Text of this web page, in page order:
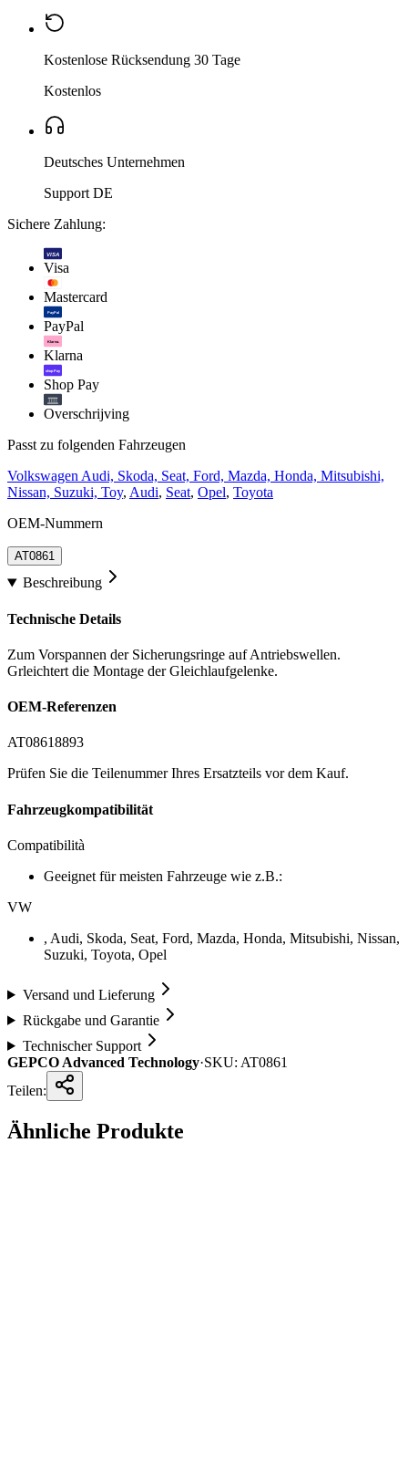
Kostenlose Rücksendung 30 Tage
Kostenlos
Deutsches Unternehmen
Support DE
Sichere Zahlung:
VISA
Visa
Mastercard
PayPal
PayPal
Klarna.
Klarna
shop Pay
Shop Pay
Overschrijving
Passt zu folgenden Fahrzeugen
Volkswagen Audi, Skoda, Seat, Ford, Mazda, Honda, Mitsubishi,
Nissan, Suzuki, Toy, Audi, Seat, Opel, Toyota
OEM-Nummern
AT0861
Beschreibung
Technische Details
Zum Vorspannen der Sicherungsringe auf Antriebswellen.
Grleichtert die Montage der Gleichlaufgelenke.
OEM-Referenzen
AT08618893
Prüfen Sie die Teilenummer Ihres Ersatzteils vor dem Kauf.
Fahrzeugkompatibilität
Compatibilità
Geeignet für meisten Fahrzeuge wie z.B.:
VW
, Audi, Skoda, Seat, Ford, Mazda, Honda, Mitsubishi, Nissan,
Suzuki, Toyota, Opel
Versand und Lieferung
Rückgabe und Garantie
Technischer Support
GEPCO Advanced Technology·SKU: AT0861
Teilen:
Ähnliche Produkte